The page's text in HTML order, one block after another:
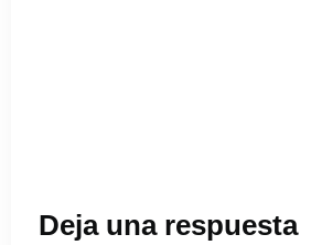
Deja una respuesta